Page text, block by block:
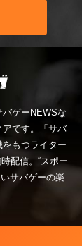
ゲーNEWSな
です。「サバ
もつライター
配信。“スポー
サバゲーの楽